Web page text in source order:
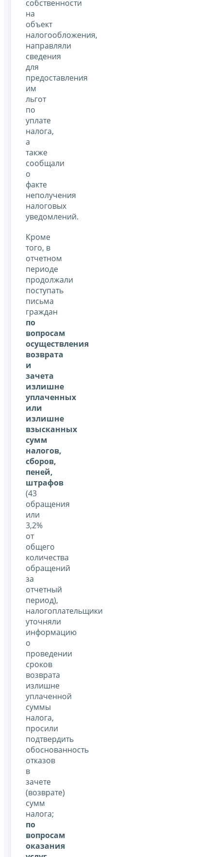
собственности
на
объект
налогообложения,
направляли
сведения
для
предоставления
им
льгот
по
уплате
налога,
а
также
сообщали
о
факте
неполучения
налоговых
уведомлений.
Кроме
того, в
отчетном
периоде
продолжали
поступать
письма
граждан
по
вопросам
осуществления
возврата
и
зачета
излишне
уплаченных
или
излишне
взысканных
сумм
налогов,
сборов,
пеней,
штрафов
(43
обращения
или
3,2%
от
общего
количества
обращений
за
отчетный
период),
налогоплательщики
уточняли
информацию
о
проведении
сроков
возврата
излишне
уплаченной
суммы
налога,
просили
подтвердить
обоснованность
отказов
в
зачете
(возврате)
сумм
налога;
по
вопросам
оказания